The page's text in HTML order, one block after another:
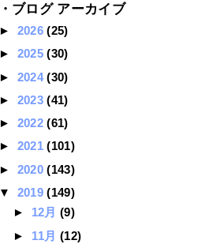
・ブログ アーカイブ
► 2026(25)
► 2025(30)
► 2024(30)
► 2023(41)
► 2022(61)
► 2021(101)
► 2020(143)
▼ 2019(149)
► 12月(9)
► 11月(12)